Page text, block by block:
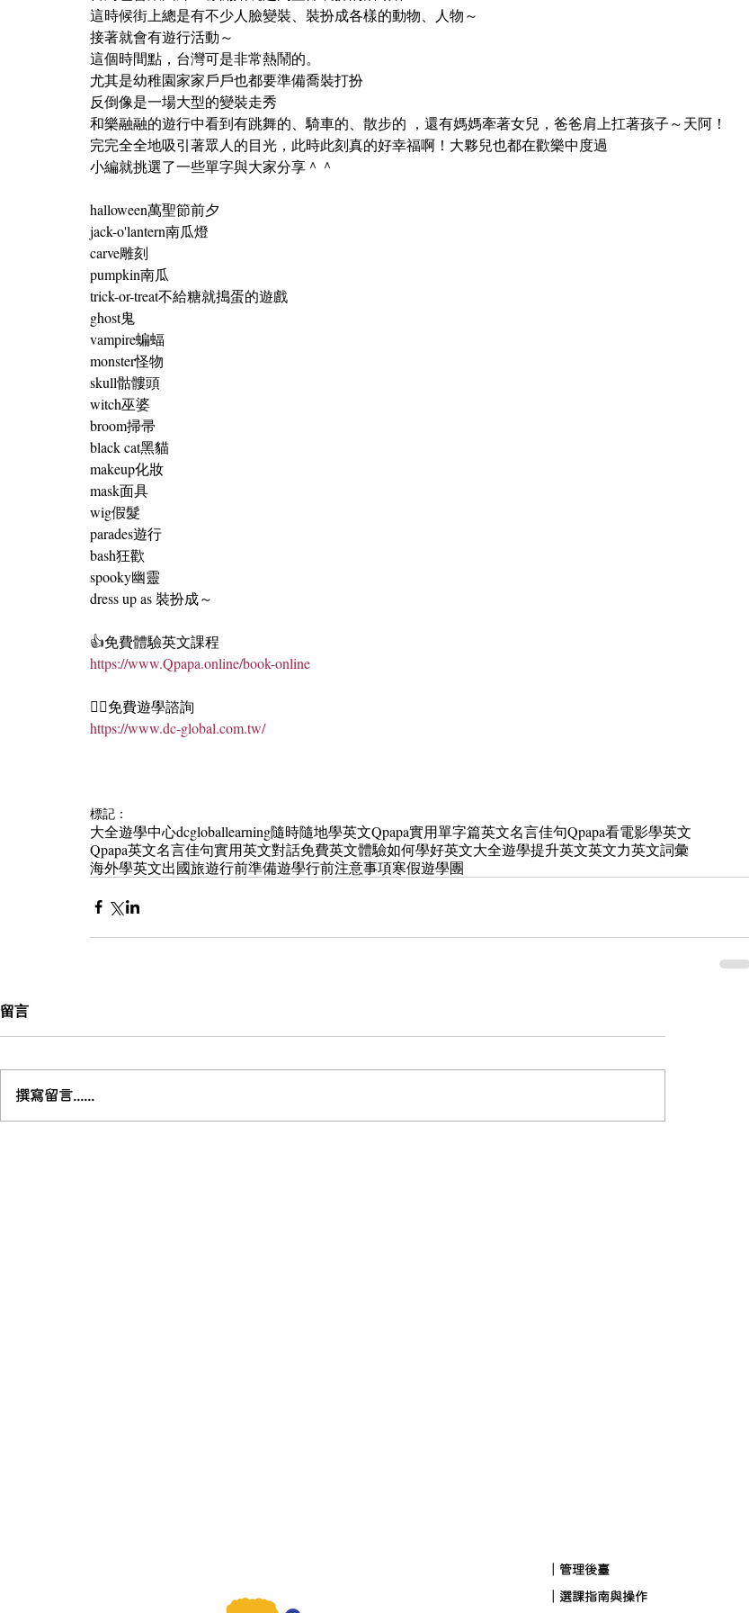
這時候街上總是有不少人臉變裝、裝扮成各樣的動物、人物～
接著就會有遊行活動～
這個時間點，台灣可是非常熱鬧的。
尤其是幼稚園家家戶戶也都要準備喬裝打扮
反倒像是一場大型的變裝走秀
和樂融融的遊行中看到有跳舞的、騎車的、散步的 ，還有媽媽牽著女兒，爸爸肩上扛著孩子～天阿！
完完全全地吸引著眾人的目光，此時此刻真的好幸福啊！大夥兒也都在歡樂中度過
小編就挑選了一些單字與大家分享＾＾
halloween萬聖節前夕
jack-o'lantern南瓜燈
carve雕刻
pumpkin南瓜
trick-or-treat不給糖就搗蛋的遊戲
ghost鬼
vampire蝙蝠
monster怪物
skull骷髏頭
witch巫婆
broom掃帚
black cat黑貓
makeup化妝
mask面具
wig假髮
parades遊行
bash狂歡
spooky幽靈
dress up as 裝扮成～
👍免費體驗英文課程
https://www.Qpapa.online/book-online
🏄‍♀️免費遊學諮詢
https://www.dc-global.com.tw/
標記：
大全遊學中心dcgloballearning隨時隨地學英文Qpapa實用單字篇英文名言佳句Qpapa看電影學英文
Qpapa英文名言佳句實用英文對話免費英文體驗如何學好英文大全遊學提升英文英文力英文詞彙
海外學英文出國旅遊行前準備遊學行前注意事項寒假遊學團
留言
撰寫留言......
｜管理後臺
｜選課指南與操作